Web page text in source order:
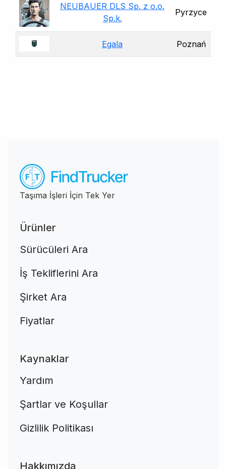
NEUBAUER DLS Sp. z o.o.
Sp.k.
Pyrzyce
Egala Poznań
Taşıma İşleri İçin Tek Yer
Ürünler
Sürücüleri Ara
İş Tekliflerini Ara
Şirket Ara
Fiyatlar
Kaynaklar
Yardım
Şartlar ve Koşullar
Gizlilik Politikası
Hakkımızda